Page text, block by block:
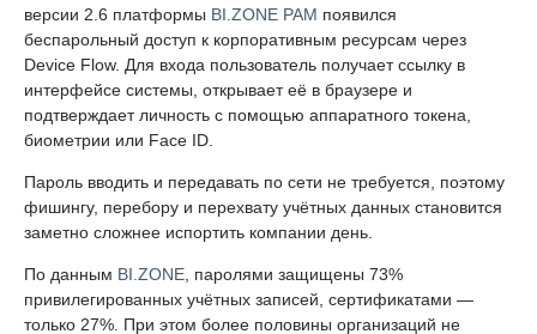
версии 2.6 платформы BI.ZONE PAM появился
беспарольный доступ к корпоративным ресурсам через
Device Flow. Для входа пользователь получает ссылку в
интерфейсе системы, открывает её в браузере и
подтверждает личность с помощью аппаратного токена,
биометрии или Face ID.
Пароль вводить и передавать по сети не требуется, поэтому
фишингу, перебору и перехвату учётных данных становится
заметно сложнее испортить компании день.
По данным BI.ZONE , паролями защищены 73%
привилегированных учётных записей, сертификатами —
только 27%. При этом более половины организаций не